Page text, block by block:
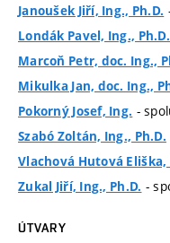
Janoušek Jiří, Ing., Ph.D.
Londák Pavel, Ing., Ph.D.
Marcoň Petr, doc. Ing.,
Mikulka Jan, doc. Ing.,
Pokorný Josef, Ing. -
Szabó Zoltán, Ing., Ph.D.
Vlachová Hutová Eliška,
Zukal Jiří, Ing., Ph.D. -
ÚTVARY